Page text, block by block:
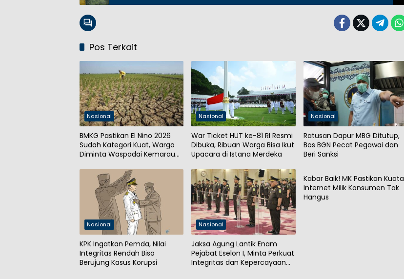
Pos Terkait
Nasional
BMKG Pastikan El Nino 2026
Sudah Kategori Kuat, Warga
Diminta Waspadai Kemarau
Nasional
War Ticket HUT ke-81 RI Resmi
Dibuka, Ribuan Warga Bisa Ikut
Upacara di Istana Merdeka
Nasional
Ratusan Dapur MBG Ditutup,
Bos BGN Pecat Pegawai dan
Beri Sanksi
Nasional
KPK Ingatkan Pemda, Nilai
Integritas Rendah Bisa
Berujung Kasus Korupsi
Nasional
Jaksa Agung Lantik Enam
Pejabat Eselon I, Minta Perkuat
Integritas dan Kepercayaan
Nasional
Kabar Baik! MK Pastikan Kuota
Internet Milik Konsumen Tak
Hangus